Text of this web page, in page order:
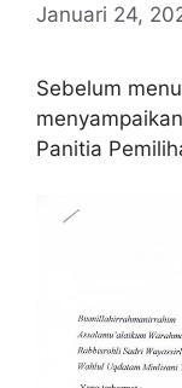
Januari 24,
Sebelum
Panitia